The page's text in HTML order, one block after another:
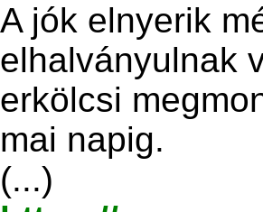
A jók elnyerik
elhalványulnak
erkölcsi
mai napig.
(...)